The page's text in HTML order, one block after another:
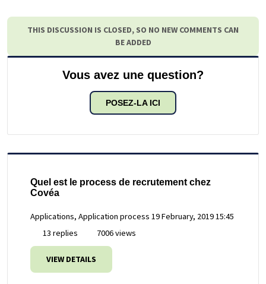
THIS DISCUSSION IS CLOSED, SO NO NEW COMMENTS CAN
BE ADDED
Vous avez une question?
POSEZ-LA ICI
Quel est le process de recrutement chez
Covéa
Applications, Application process 19 February, 2019 15:45
13 replies
7006 views
VIEW DETAILS